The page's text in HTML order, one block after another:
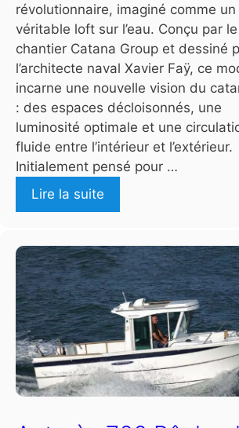
révolutionnaire, imaginé comme un
véritable loft sur l’eau. Conçu par le
chantier Catana Group et dessiné
l’architecte naval Xavier Faÿ, ce
incarne une nouvelle vision du
: des espaces décloisonnés, une
luminosité optimale et une
fluide entre l’intérieur et l’extérieur.
Initialement pensé pour …
Lire la suite